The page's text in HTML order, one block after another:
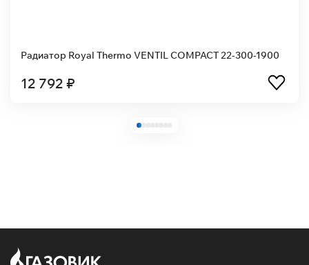
Радиатор Royal Thermo VENTIL COMPACT 22-300-1900
12 792 ₽